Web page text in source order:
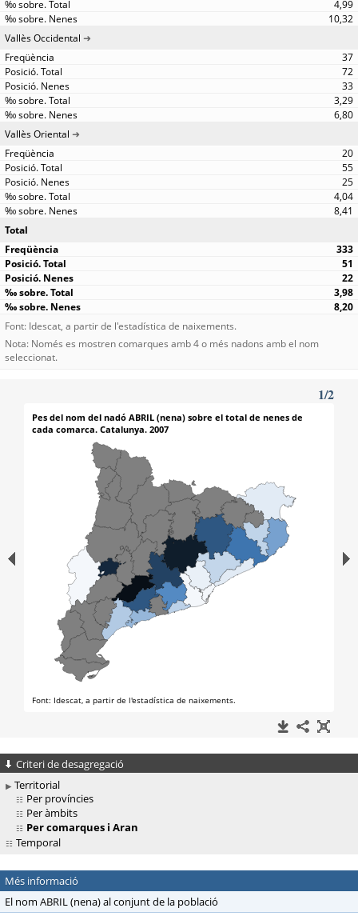
4,99
10,32
Vallès Occidental
37
72
33
3,29
6,80
Vallès Oriental
20
55
25
4,04
8,41
Total
333
51
22
3,98
8,20
Font: Idescat, a partir de l'estadística de naixements.
Nota: Només es mostren comarques amb 4 o més nadons amb el nom
seleccionat.
Criteri de desagregació
Territorial
Per províncies
Per àmbits
Per comarques i Aran
Temporal
Més informació
El nom ABRIL (nena) al conjunt de la població